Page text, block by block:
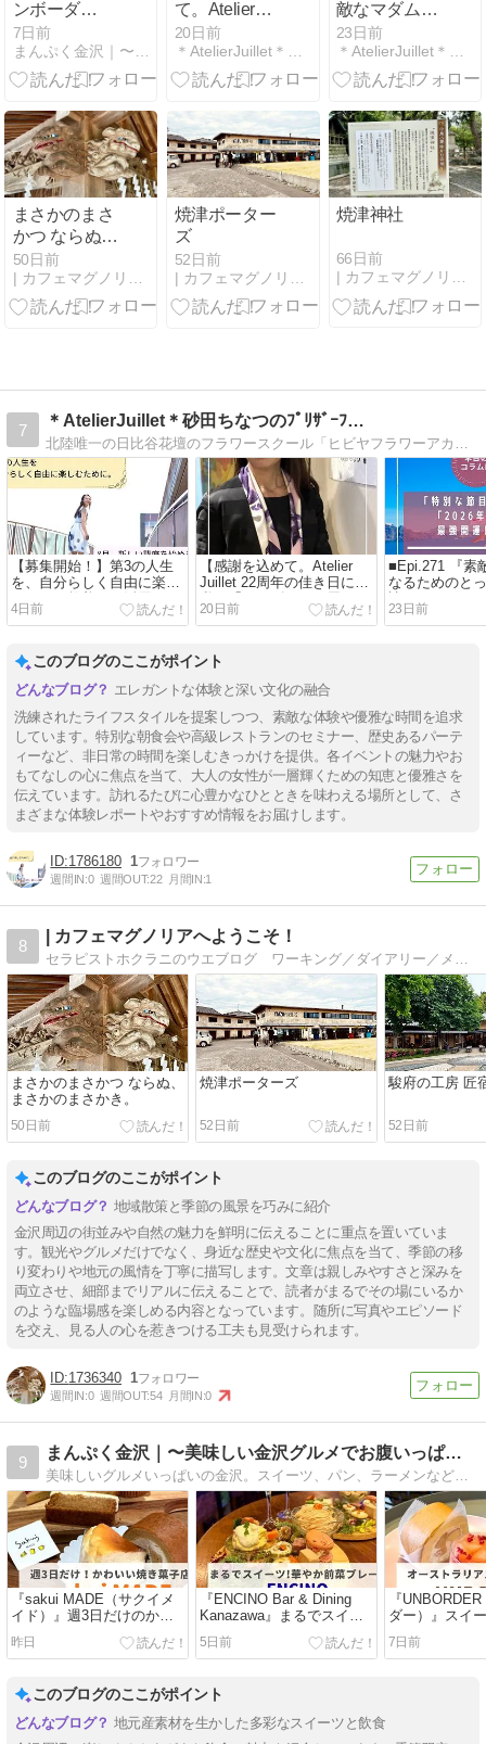
ンボーダ
ー）』スイー
ツが美味し
い！オースト
ルのカフェ
7日前
て。Atelier
Juillet 22周年
の佳き日に、
私の「カク
します】
20日前
敵なマダムに
なるためのと
っておきな秘
訣』 7月19
目に迎える
「2026年屈指
の最強開運
日」 編
23日前
まさかのまさ
かつ ならぬ、
まさかのまさ
かき。
50日前
焼津ポーター
ズ
52日前
焼津神社
66日前
7
＊AtelierJuillet＊砂田ちなつのﾌﾟﾘｻﾞｰﾌ…
【募集開始！】第3の人生
を、自分らしく自由に楽し
むための教養とAI活用5日
間のオンライン講座
4日前
【感謝を込めて。Atelier
Juillet 22周年の佳き日に、
私の「カクゴ」をお届けし
ます】
20日前
■Epi.271 『素
なるためのと
訣』 7月19日
に迎える「
23日前
このブログのここがポイント
エレガントな体験と深い文化の融合
洗練されたライフスタイルを提案しつつ、素敵な体験や優雅な時間を追求
しています。特別な朝食会や高級レストランのセミナー、歴史あるパーテ
ィーなど、非日常の時間を楽しむきっかけを提供。各イベントの魅力やお
もてなしの心に焦点を当て、大人の女性が一層輝くための知恵と優雅さを
伝えています。訪れるたびに心豊かなひとときを味わえる場所として、さ
まざまな体験レポートやおすすめ情報をお届けします。
1786180 1
週間IN:0 週間OUT:22 月間IN:1
8
| カフェマグノリアへようこそ！
セラピストホクラニのウエブログ ワーキング／ダイアリー／メモリー／コラム／レビュー／ノベル／ファミリー／癒しサロンもくれん／マグノリア／金沢ウォーキング
まさかのまさかつ ならぬ、
まさかのまさかき。
50日前
焼津ポーターズ
52日前
駿府の工房 匠
52日前
このブログのここがポイント
地域散策と季節の風景を巧みに紹介
金沢周辺の街並みや自然の魅力を鮮明に伝えることに重点を置いていま
す。観光やグルメだけでなく、身近な歴史や文化に焦点を当て、季節の移
り変わりや地元の風情を丁寧に描写します。文章は親しみやすさと深みを
両立させ、細部までリアルに伝えることで、読者がまるでその場にいるか
のような臨場感を楽しめる内容となっています。随所に写真やエピソード
を交え、見る人の心を惹きつける工夫も見受けられます。
1736340 1
週間IN:0 週間OUT:54 月間IN:0
9
まんぷく金沢｜〜美味しい金沢グルメでお腹いっぱい！〜
美味しいグルメいっぱいの金沢。スイーツ、パン、ラーメンなど…金沢在住食いしん坊女子が食べまくる食レポ日記。まんぷくになる幸せをたくさんの人と共有したいです！
『sakui MADE（サクイメ
イド）』週3日だけのかわ
いい焼き菓子やさん
昨日
『ENCINO Bar & Dining
Kanazawa』まるでスイー
ツ！華やかな前菜に心躍る
特別な夜を【PR】
5日前
『
ダー）』スイ
い！オースト
ルのカフェ
7日前
このブログのここがポイント
地元産素材を生かした多彩なスイーツと飲食